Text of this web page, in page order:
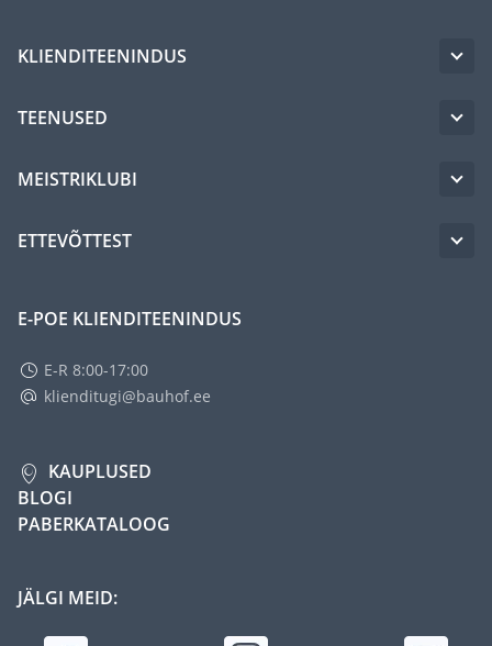
KLIENDITEENINDUS
TEENUSED
MEISTRIKLUBI
ETTEVÕTTEST
E-POE KLIENDITEENINDUS
E-R 8:00-17:00
klienditugi@bauhof.ee
KAUPLUSED
BLOGI
PABERKATALOOG
JÄLGI MEID: